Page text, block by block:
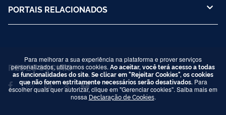
PORTAIS RELACIONADOS
REDES SOCIAIS
Para melhorar a sua experiência na plataforma e prover serviços
personalizados, utilizamos cookies. Ao aceitar, você terá acesso a todas
as funcionalidades do site. Se clicar em "Rejeitar Cookies", os cookies
que não forem estritamente necessários serão desativados. Para
escolher quais quer autorizar, clique em "Gerenciar cookies". Saiba mais em
nossa Declaração de Cookies.